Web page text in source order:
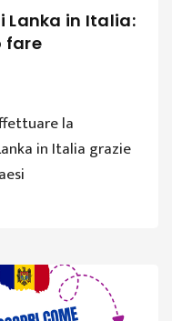
Lanka in Italia:
fare
la
in Italia grazie